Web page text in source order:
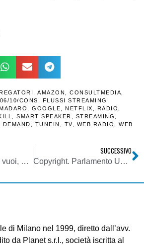
AMAZON CONSULTMEDIA
10/CONS
FLUSSI STREAMING
GOOGLE NETFLIX RADIO
SMART SPEAKER STREAMING
TUNEIN TV, WEB RADIO
WEB
Tv. DAZN “quando vuoi, dove vuoi” non era vero. Antitrust sanziona per pratiche commerciali scorrette: 500.000 euro.
SUCCESSIVO
Copyright. Parlamento UE approva la riforma. Radio e Tv plaudono “alla fine del Far West”. Tajani: ora giganti del web assoggettati alle medesime regole
di Milano nel 1999, diretto dall’avv.
da Planet s.r.l., società iscritta al